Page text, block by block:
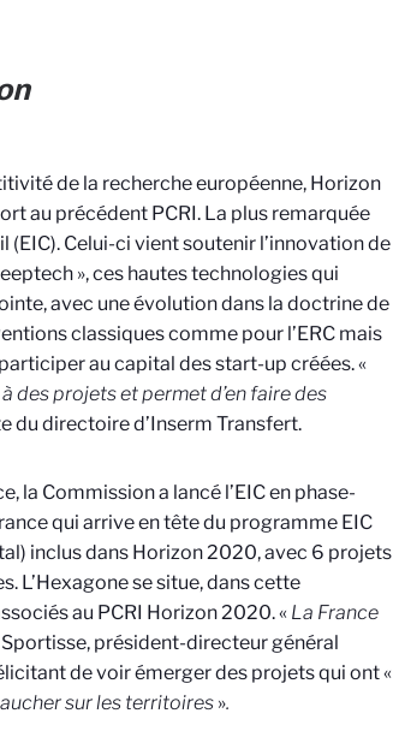
de la recherche européenne, Horizon
au précédent PCRI. La plus remarquée
Celui-ci vient soutenir l’innovation de
», ces hautes technologies qui
avec une évolution dans la doctrine de
classiques comme pour l’ERC mais
au capital des start-up créées. «
des projets et permet d’en faire des
du directoire d’Inserm Transfert.
la Commission a lancé l’EIC en phase-
qui arrive en tête du programme EIC
inclus dans Horizon 2020, avec 6 projets
L’Hexagone se situe, dans cette
au PCRI Horizon 2020. « La France
président-directeur général
de voir émerger des projets qui ont «
sur les territoires».